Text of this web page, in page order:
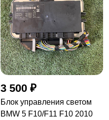
3 500 ₽
Блок управления светом
BMW 5 F10/F11 F10 2010